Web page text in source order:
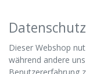
Dieser Webshop
während andere